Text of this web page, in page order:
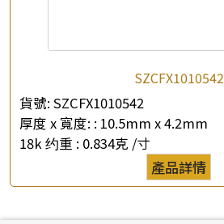
SZCFX1010542
貨號: SZCFX1010542
厚度 x 寬度: : 10.5mm x 4.2mm
18k 约重 : 0.834克 /寸
產品詳情